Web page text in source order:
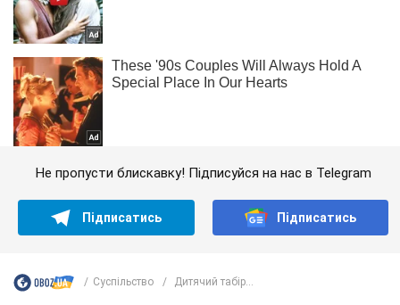
Не пропусти блискавку! Підписуйся на нас в Telegram
Підписатись Підписатись
Суспільство Дитячий табір...